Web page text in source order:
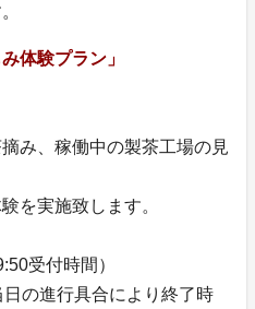
体験プラン」
、稼働中の製茶工場の見
施致します。
受付時間）
の進行具合により終了時